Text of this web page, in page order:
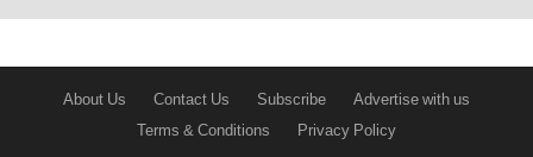
About Us Contact Us Subscribe
Advertise with us
Terms & Conditions
Privacy Policy